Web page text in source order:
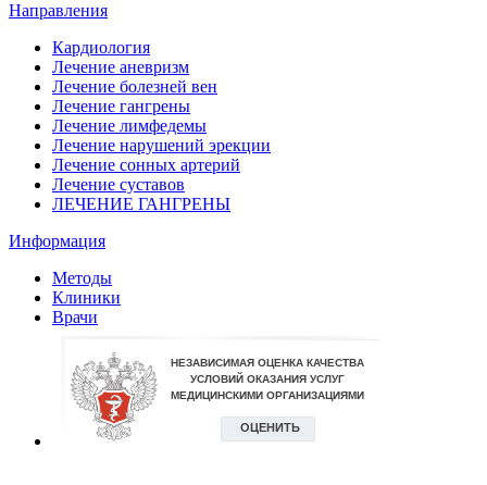
Направления
Кардиология
Лечение аневризм
Лечение болезней вен
Лечение гангрены
Лечение лимфедемы
Лечение нарушений эрекции
Лечение сонных артерий
Лечение суставов
ЛЕЧЕНИЕ ГАНГРЕНЫ
Информация
Методы
Клиники
Врачи